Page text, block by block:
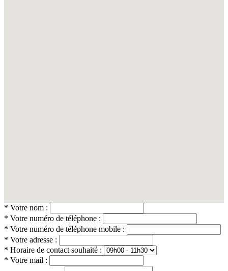
* Votre nom :
* Votre numéro de téléphone :
* Votre numéro de téléphone mobile :
* Votre adresse :
* Horaire de contact souhaité :
* Votre mail :